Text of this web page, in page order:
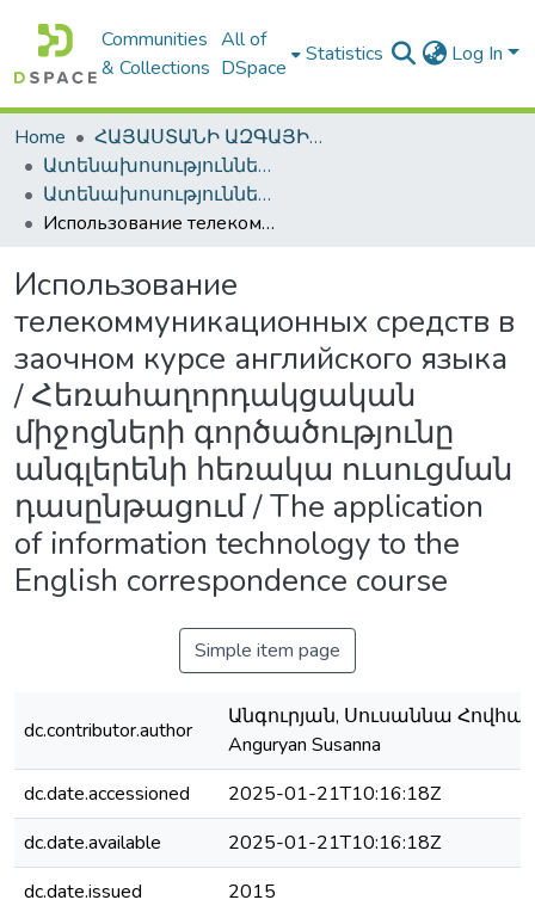
Communities
& Collections
All of
DSpace
Statistics Log In
Home
ՀԱՅԱՍՏԱՆԻ ԱԶԳԱՅԻՆ ԳՐԱԴԱՐԱՆԻ ԹՎԱՅԻՆ ՊԱՀՈՑ / DIGITAL REPOSITORY OF NLA
Ատենախոսություններ և սեղմագրեր / Theses & Abstracts
Ատենախոսություններ և սեղմագրեր / Theses & Abstracts
Использование телекоммуникационных средств в заочном курсе английского языка / Հեռահաղորդակցական միջոցների գործածությունը անգլերենի հեռակա ուսուցման դասընթացում / The application of information technology to the English correspondence course
Использование
телекоммуникационных средств в
заочном курсе английского языка
/ Հեռահաղորդակցական
միջոցների գործածությունը
անգլերենի հեռակա ուսուցման
դասընթացում / The application
of information technology to the
English correspondence course
Simple item page
dc.contributor.author
Անգուրյան, Սուսաննա
Anguryan Susanna
dc.date.accessioned
2025-01-21T10:16:18Z
dc.date.available
2025-01-21T10:16:18Z
dc.date.issued
2015